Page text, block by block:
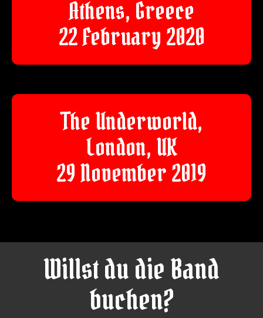
Athens, Greece
22 February 2020
The Underworld,
London, UK
29 November 2019
Willst du die Band
buchen?